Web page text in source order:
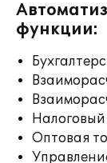
функции:
Налоговый
Оптовая